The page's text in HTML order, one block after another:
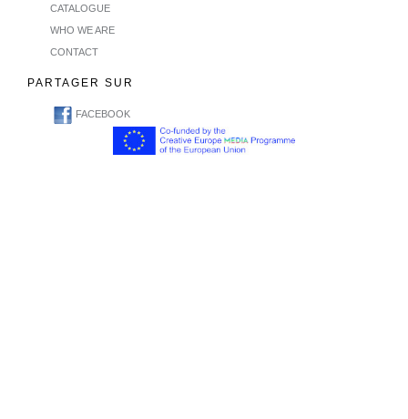
CATALOGUE
WHO WE ARE
CONTACT
PARTAGER SUR
FACEBOOK